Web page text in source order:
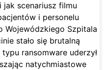
scenariusz filmu
i personelu
Wojewódzkiego Szpitala
stało się brutalną
ransomware uderzył
natychmiastowe